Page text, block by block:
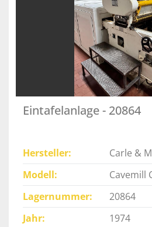
Eintafelanlage - 20864
Hersteller
Carle &
Modell
Cavemill
Lagernummer
20864
Jahr
1974